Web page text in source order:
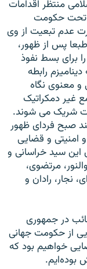
منتظر اقدامات
تحت حکومت
عدم تبعيت از وی
پس از ظهور،
برای بسط نفوذ
رابطه‌
و معنوی نگاه
غير دمکراتيک
شريک می شوند.
صبح فردای ظهور
امنيتی و قضايی
اين سيد خراسانی و
مرتضوی،
نجار، رادان و
در جمهوری
از حکومت جهانی
خواهيم بود که
بوده‌ايم.